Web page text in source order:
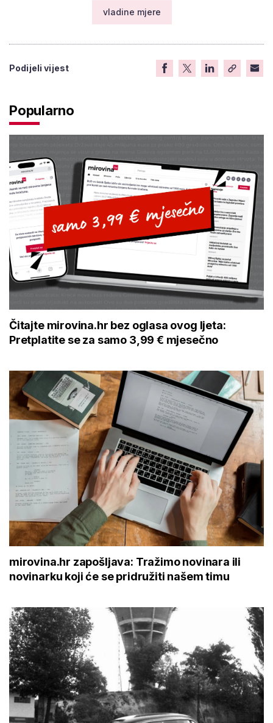
vladine mjere
Podijeli vijest
Popularno
Čitajte mirovina.hr bez oglasa ovog ljeta:
Pretplatite se za samo 3,99 € mjesečno
mirovina.hr zapošljava: Tražimo novinara ili
novinarku koji će se pridružiti našem timu